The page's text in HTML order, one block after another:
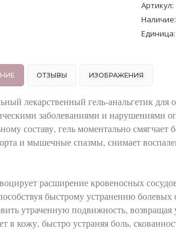
Артикул:
Наличие:
Единица:
ОТЗЫВЫ ИЗОБРАЖЕНИЯ
лекарственный гель-анальгетик
заболеваниями и нарушениями
составу, гель моментально
и мышечные спазмы, снимает
расширение кровеносных
быстрому устранению
утраченную подвижность,
в кожу, быстро устраняя боль,